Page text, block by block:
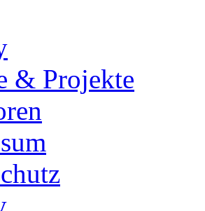
& Projekte